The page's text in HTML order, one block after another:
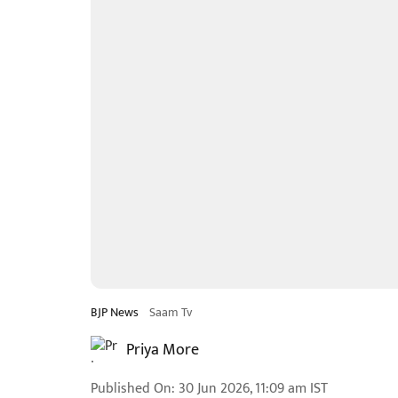
BJP News Saam Tv
Priya More
Published On: 30 Jun 2026, 11:09 am IST